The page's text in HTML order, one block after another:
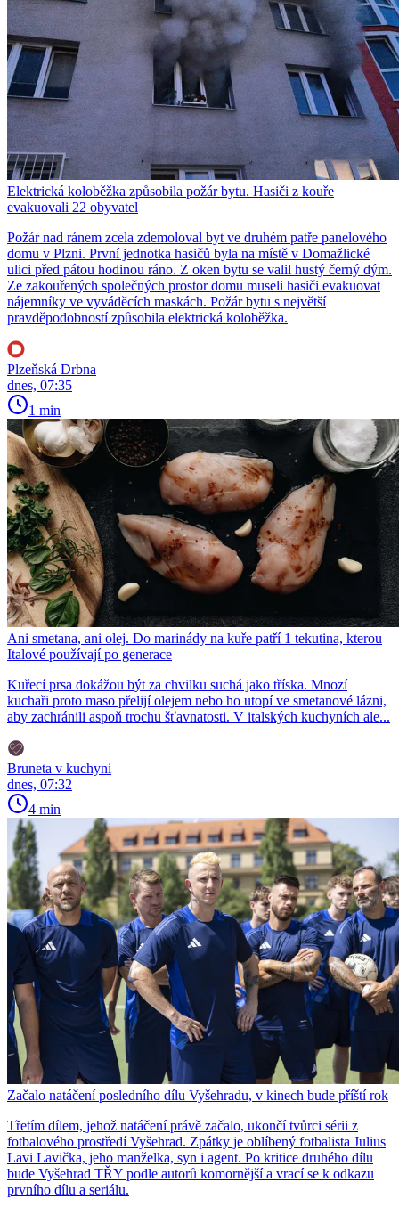
Elektrická koloběžka způsobila požár bytu. Hasiči z kouře
evakuovali 22 obyvatel
Požár nad ránem zcela zdemoloval byt ve druhém patře panelového
domu v Plzni. První jednotka hasičů byla na místě v Domažlické
ulici před pátou hodinou ráno. Z oken bytu se valil hustý černý dým.
Ze zakouřených společných prostor domu museli hasiči evakuovat
nájemníky ve vyváděcích maskách. Požár bytu s největší
pravděpodobností způsobila elektrická koloběžka.
Plzeňská Drbna
dnes, 07:35
1 min
Ani smetana, ani olej. Do marinády na kuře patří 1 tekutina, kterou
Italové používají po generace
Kuřecí prsa dokážou být za chvilku suchá jako tříska. Mnozí
kuchaři proto maso přelijí olejem nebo ho utopí ve smetanové lázni,
aby zachránili aspoň trochu šťavnatosti. V italských kuchyních ale...
Bruneta v kuchyni
dnes, 07:32
4 min
Začalo natáčení posledního dílu Vyšehradu, v kinech bude příští rok
Třetím dílem, jehož natáčení právě začalo, ukončí tvůrci sérii z
fotbalového prostředí Vyšehrad. Zpátky je oblíbený fotbalista Julius
Lavi Lavička, jeho manželka, syn i agent. Po kritice druhého dílu
bude Vyšehrad TŘY podle autorů komornější a vrací se k odkazu
prvního dílu a seriálu.